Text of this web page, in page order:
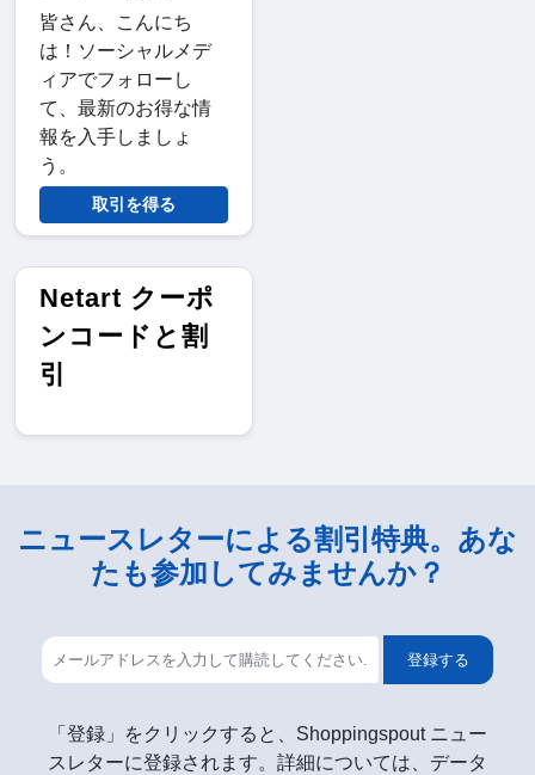
皆さん、こんにち
は！ソーシャルメデ
ィアでフォローし
て、最新のお得な情
報を入手しましょ
う。
取引を得る
Netart クーポ
ンコードと割
引
ニュースレターによる割引特典。あな
たも参加してみませんか？
登録する
「登録」をクリックすると、Shoppingspout ニュー
スレターに登録されます。詳細については、データ